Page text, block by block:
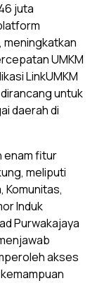
juta
UMKM
LinkUMKM
untuk
daerah di
enam fitur
meliputi
Komunitas,
Induk
Purwakajaya
akses